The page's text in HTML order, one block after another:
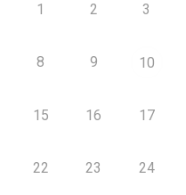
1 2 3
8 9 10
15 16 17
22 23 24